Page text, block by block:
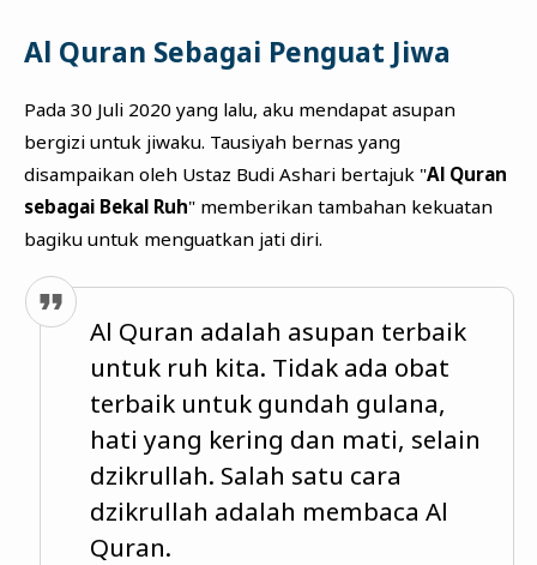
Al Quran Sebagai Penguat Jiwa
Pada 30 Juli 2020 yang lalu, aku mendapat asupan
bergizi untuk jiwaku. Tausiyah bernas yang
disampaikan oleh Ustaz Budi Ashari bertajuk "Al Quran
sebagai Bekal Ruh" memberikan tambahan kekuatan
bagiku untuk menguatkan jati diri.
Al Quran adalah asupan terbaik
untuk ruh kita. Tidak ada obat
terbaik untuk gundah gulana,
hati yang kering dan mati, selain
dzikrullah. Salah satu cara
dzikrullah adalah membaca Al
Quran.